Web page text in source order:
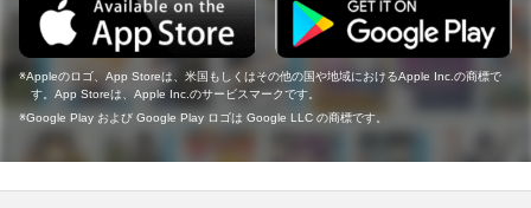
Appleのロゴ、App Storeは、米国もしくはその他の国や地域におけるApple Inc.の商標で
す。App Storeは、Apple Inc.のサービスマークです。
Google Play および Google Play ロゴは Google LLC の商標です。